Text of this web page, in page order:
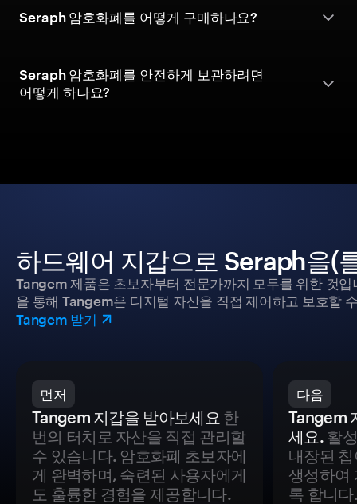
Seraph 암호화폐를 어떻게 구매하나요?
Seraph 암호화폐를 안전하게 보관하려면
어떻게 하나요?
하드웨어 지갑으로 Seraph을(
Tangem 제품은 초보자부터 전문가까지 모두를 위한 것
을 통해 Tangem은 디지털 자산을 직접 제어하고 보호할
Tangem 받기
먼저
Tangem 지갑을 받아보세요 한
번의 터치로 자산을 직접 관리할
수 있습니다. 암호화폐 초보자에
게 완벽하며, 숙련된 사용자에게
도 훌륭한 경험을 제공합니다.
다음
Tangem
세요.활
내장된
생성하여
록 합니다.